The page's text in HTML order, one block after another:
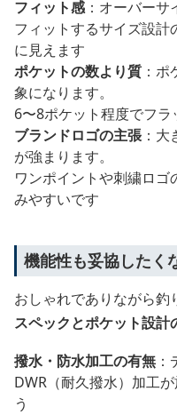
フィット感：オーバーサ
フィットするサイズ設計
に見えます
ポケットの数より質 ：
象になります。
6〜8ポケット程度でフ
ブランドロゴの主張：大
が強まります。
ワンポイントや刺繍ロ
みやすいです
機能性も妥協したく
おしゃれでありながら釣
スペックとポケット設計
撥水・防水加工の有無
DWR（耐久撥水）加工
う